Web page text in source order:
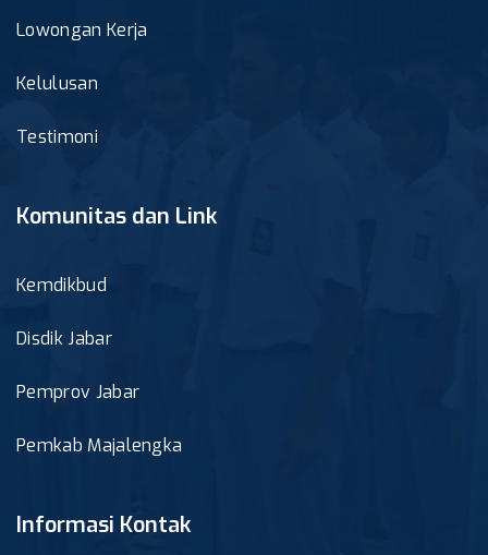
Lowongan Kerja
Kelulusan
Testimoni
Komunitas dan Link
Kemdikbud
Disdik Jabar
Pemprov Jabar
Pemkab Majalengka
Informasi Kontak